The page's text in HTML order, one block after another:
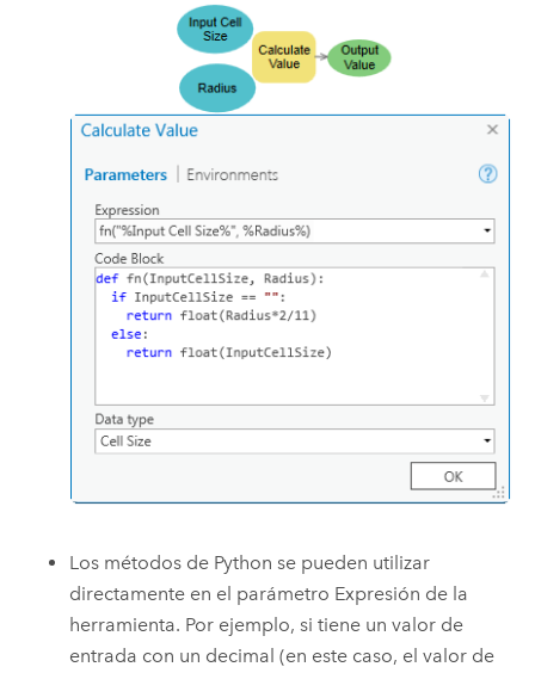
Los métodos de Python se pueden utilizar
directamente en el parámetro Expresión de la
herramienta. Por ejemplo, si tiene un valor de
entrada con un decimal (en este caso, el valor de